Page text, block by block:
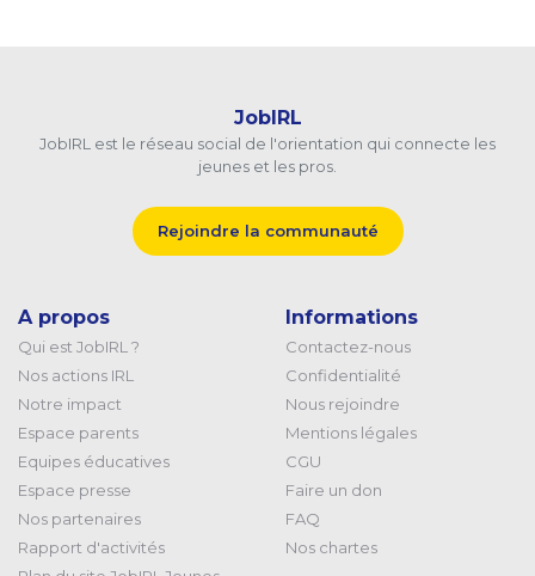
JobIRL
JobIRL est le réseau social de l'orientation qui connecte les
jeunes et les pros.
Rejoindre la communauté
A propos
Qui est JobIRL ?
Nos actions IRL
Notre impact
Espace parents
Equipes éducatives
Espace presse
Nos partenaires
Rapport d'activités
Informations
Contactez-nous
Confidentialité
Nous rejoindre
Mentions légales
CGU
Faire un don
FAQ
Nos chartes